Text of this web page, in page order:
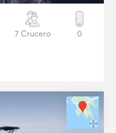
7 Crucero 0